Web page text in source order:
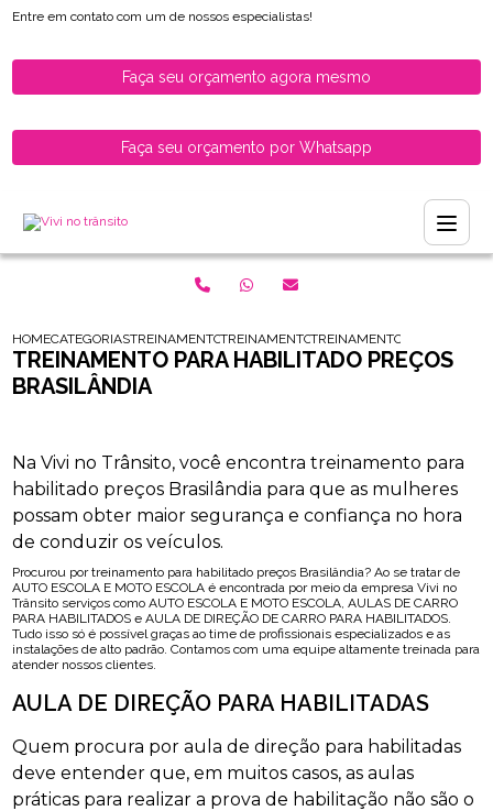
Entre em contato com um de nossos especialistas!
Faça seu orçamento agora mesmo
Faça seu orçamento por Whatsapp
HOMECATEGORIASTREINAMENTO PARA HABILITADOS
TREINAMENTO DE DIRECAO PARA
TREINAMENTO PARA
TREINAMENTO PARA HABILITADO PREÇOS
BRASILÂNDIA
Na Vivi no Trânsito, você encontra treinamento para
habilitado preços Brasilândia para que as mulheres
possam obter maior segurança e confiança no hora
de conduzir os veículos.
Procurou por treinamento para habilitado preços Brasilândia? Ao se tratar de
AUTO ESCOLA E MOTO ESCOLA é encontrada por meio da empresa Vivi no
Trânsito serviços como AUTO ESCOLA E MOTO ESCOLA, AULAS DE CARRO
PARA HABILITADOS e AULA DE DIREÇÃO DE CARRO PARA HABILITADOS.
Tudo isso só é possível graças ao time de profissionais especializados e as
instalações de alto padrão. Contamos com uma equipe altamente treinada para
atender nossos clientes.
AULA DE DIREÇÃO PARA HABILITADAS
Quem procura por aula de direção para habilitadas
deve entender que, em muitos casos, as aulas
práticas para realizar a prova de habilitação não são o